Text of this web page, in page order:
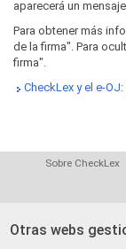
aparecerá un
Para obtener más
de la firma". Para
firma".
CheckLex y el e-
Sobre CheckLex
Otras webs